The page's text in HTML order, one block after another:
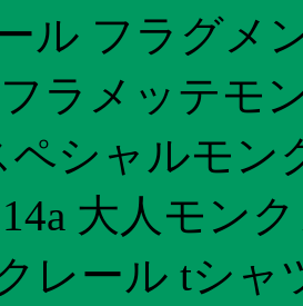
ル フラグメ
フラメッテモ
ペシャルモン
大人モン
レール tシ